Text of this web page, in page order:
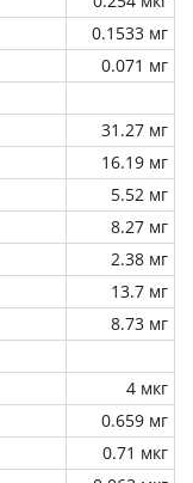
0.1533 мг
0.071 мг
31.27 мг
16.19 мг
5.52 мг
8.27 мг
2.38 мг
13.7 мг
8.73 мг
4 мкг
0.659 мг
0.71 мкг